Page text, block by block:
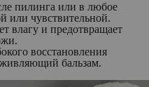
пилинга или в любое
или чувствительной.
влагу и предотвращает
восстановления
бальзам.